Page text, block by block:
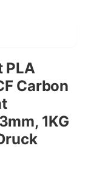
PLA
Carbon
1KG